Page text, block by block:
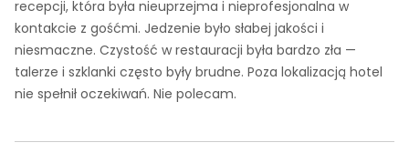
recepcji, która była nieuprzejma i nieprofesjonalna w
kontakcie z gośćmi. Jedzenie było słabej jakości i
niesmaczne. Czystość w restauracji była bardzo zła —
talerze i szklanki często były brudne. Poza lokalizacją hotel
nie spełnił oczekiwań. Nie polecam.